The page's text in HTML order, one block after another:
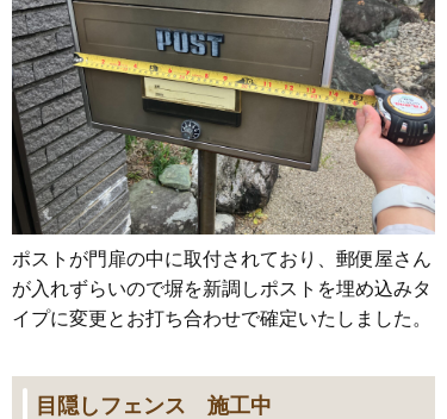
ポストが門扉の中に取付されており、郵便屋さん
が入れずらいので塀を新調しポストを埋め込みタ
イプに変更とお打ち合わせで確定いたしました。
目隠しフェンス 施工中